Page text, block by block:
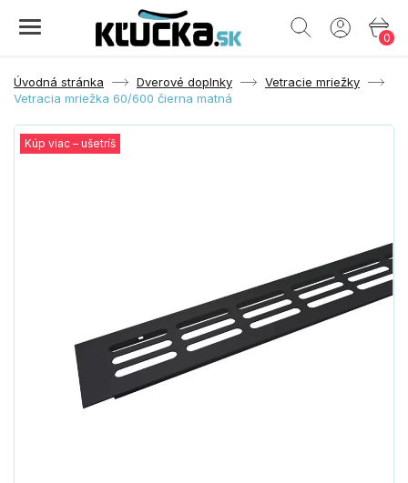
0
Úvodná stránka Dverové doplnky
Vetracie mriežky
Vetracia mriežka 60/600 čierna matná
Kúp viac – ušetríš